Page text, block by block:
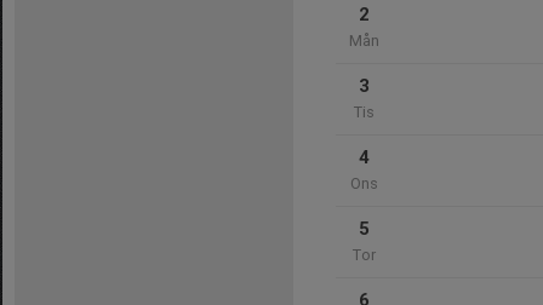
2
Mån
3
Tis
4
Ons
5
Tor
6